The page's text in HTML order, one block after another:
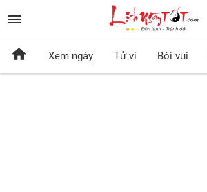
Xem ngày Tử vi Bói vui